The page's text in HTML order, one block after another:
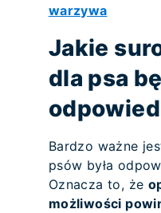
warzywa
Jakie
dla psa
Bardzo ważne
psów była
Oznacza to, że
możliwości